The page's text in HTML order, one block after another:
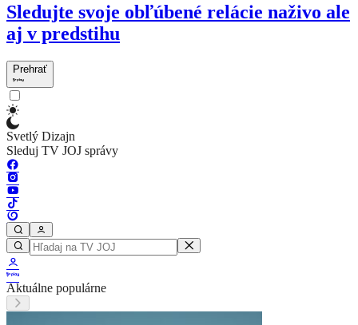
Sledujte svoje obľúbené relácie naživo ale
aj v predstihu
Prehrať
Svetlý Dizajn
Sleduj TV JOJ správy
Aktuálne populárne